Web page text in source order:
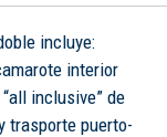
incluye:
interior
inclusive” de
trasporte puerto-